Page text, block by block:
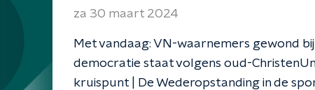
za 30 maart 2024
Met vandaag: VN-waarnemers gewond
democratie staat volgens oud-
kruispunt | De Wederopstanding in de